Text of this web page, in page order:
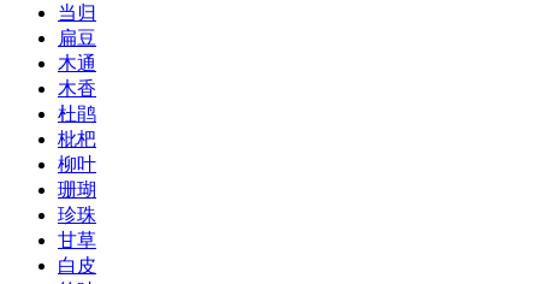
当归
扁豆
木通
木香
杜鹃
枇杷
柳叶
珊瑚
珍珠
甘草
白皮